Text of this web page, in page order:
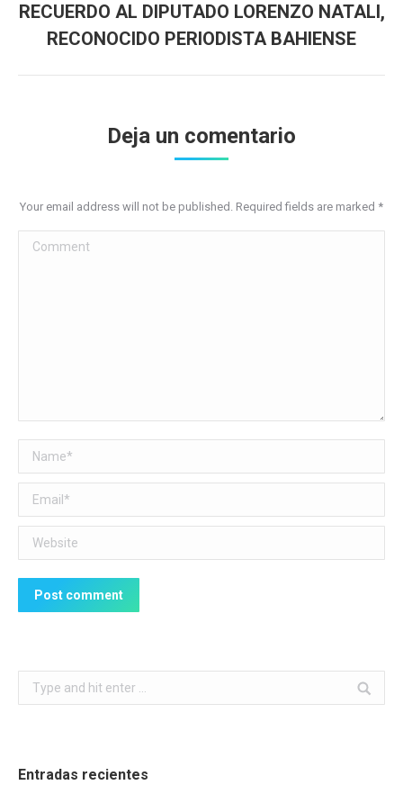
Next
post:
RECUERDO AL DIPUTADO LORENZO NATALI,
RECONOCIDO PERIODISTA BAHIENSE
Deja un comentario
Your email address will not be published. Required fields are marked *
Comment
Name *
Email *
Website
Post comment
Search:
Entradas recientes